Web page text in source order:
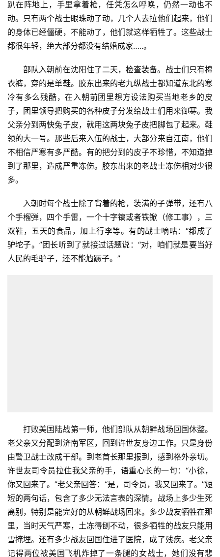
趴在阵地上，手里拿着枪，任凭怎么呼唤，仍然一动也不
动。只有两个战士眼珠动了动，几个人去拉他们起来，他们
的身体已经僵硬，不能动了，他们就这样牺牲了。这些战士
都很年轻，绝大部分都没有结婚成家…..。
部队入朝前在沈阳住了二天，检查装备。战士们只有棉
衣裤，穿的是单鞋。胶东出来的老九纵战士都知道东北的寒
冷有多么残酷，在入朝前团里想方设法购买当地老乡的皮
子，团里领导把购买的各种皮子分发给战士们用来御寒。我
父亲分到两快兔子皮，就用这两块兔子皮把脚包了起来。鞋
领的大一号。那些后来入伍的战士，大部分来自江南，他们
不相信严寒有多严酷。有的把分到的皮子不珍惜，不知道掉
到了那里，造成严重冻伤。胶东出来的老战士冻伤相对少很
多。
入朝时每个战士除了背着的枪，装满的子弹带，还有八
个手榴弹，四个手雷，一个十字镐或者铁锨（修工事），三
双鞋，五天的食品，加上行李等。有的战士嘀咕：“都成了
驴坨子。”团长听到了就接过话题说：“对，咱们就是要当好
人民的毛驴子，还不能尥蹶子。”
打败美国陆战第一师，他们部队从朝鲜战场回国休整。
老父亲又分配到济南军区，回到许世友身边工作。只是身份
由警卫战士改成干部。到老首长那里报到，感到格外亲切。
许世友司令员拉住我父亲的手，语重心长的一句：“小徐，
你又回来了。”老父亲回答：“是，司令员，我又回来了。”短
短的两句话，包含了多少无法言表的深情。战场上多少生死
离别，特别是能完好的从朝鲜战场回来。多少战友牺牲在那
里，当时天气严寒，土冻得刨不动，很多牺牲的战友只能用
雪掩埋。还有多少战友回国住进了医院，成了残疾。老父亲
记得两位被美国飞机炸掉了一条腿的女战士，她们没有悲